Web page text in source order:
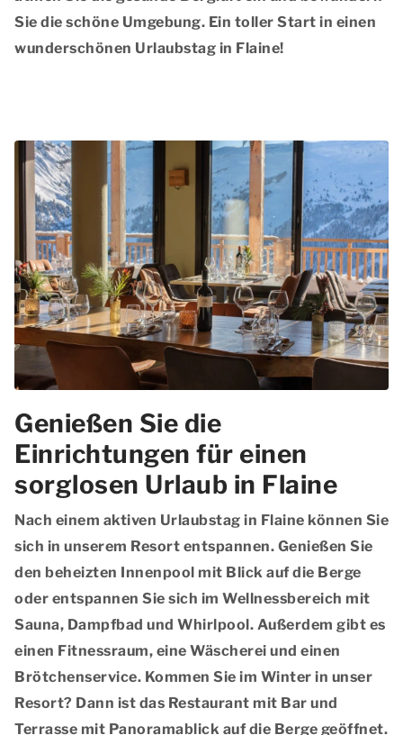
Sie die schöne Umgebung. Ein toller Start in einen
wunderschönen Urlaubstag in Flaine!
Genießen Sie die
Einrichtungen für einen
sorglosen Urlaub in Flaine
Nach einem aktiven Urlaubstag in Flaine können Sie
sich in unserem Resort entspannen. Genießen Sie
den beheizten Innenpool mit Blick auf die Berge
oder entspannen Sie sich im Wellnessbereich mit
Sauna, Dampfbad und Whirlpool. Außerdem gibt es
einen Fitnessraum, eine Wäscherei und einen
Brötchenservice. Kommen Sie im Winter in unser
Resort? Dann ist das Restaurant mit Bar und
Terrasse mit Panoramablick auf die Berge geöffnet.